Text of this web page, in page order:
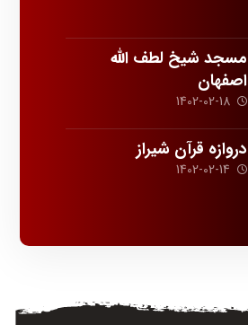
مسجد شیخ لطف الله
اصفهان
1402-02-18
دروازه قرآن شیراز
1402-02-14